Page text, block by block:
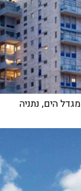
מגדל הים, נתניה